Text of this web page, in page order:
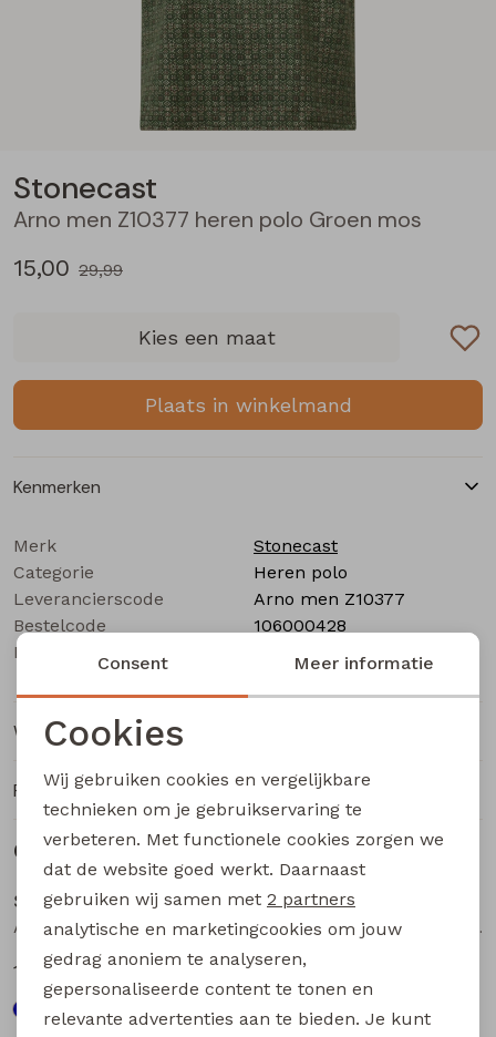
Blouses lange mouw
Pullover
Blazers
Buitenjack
Bermuda's
Piraat broeken
Lange broeken
Bermudas
Lange broeken
Lange broeken
Rokken
Vesten
Stonecast
Arno men Z10377 heren polo Groen mos
15,00 29,99
Kies een maat
Plaats in winkelmand
Kenmerken
Merk
Stonecast
Categorie
Heren polo
Leverancierscode
Arno men Z10377
Bestelcode
106000428
Kleur
Groen mos
Winkelvoorraad
Ruilen en retourneren
Gerelateerde producten
Stonecast
Asinne men Z10373 heren polo Groen
12,50
24,99
Stonecast
Asinne men Z10373 heren polo Oranje
12,50
Sale
Noodzakelijke cookies
Analytische cookies
Marketing cookies
Consent Meer informatie
Cookies
Wij gebruiken cookies en vergelijkbare
technieken om je gebruikservaring te
verbeteren. Met functionele cookies zorgen we
dat de website goed werkt. Daarnaast
gebruiken wij samen met 2 partners
analytische en marketingcookies om jouw
gedrag anoniem te analyseren,
gepersonaliseerde content te tonen en
relevante advertenties aan te bieden. Je kunt